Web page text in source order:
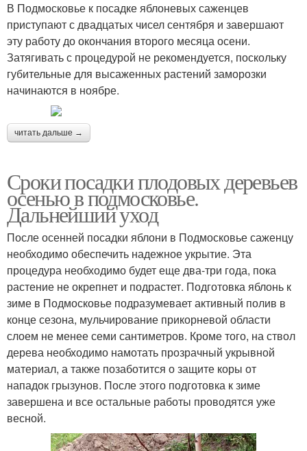
В Подмосковье к посадке яблоневых саженцев
приступают с двадцатых чисел сентября и завершают
эту работу до окончания второго месяца осени.
Затягивать с процедурой не рекомендуется, поскольку
губительные для высаженных растений заморозки
начинаются в ноябре.
читать дальше →
Сроки посадки плодовых деревьев
осенью в подмосковье.
Дальнейший уход
После осенней посадки яблони в Подмосковье саженцу
необходимо обеспечить надежное укрытие. Эта
процедура необходимо будет еще два-три года, пока
растение не окрепнет и подрастет. Подготовка яблонь к
зиме в Подмосковье подразумевает активный полив в
конце сезона, мульчирование прикорневой области
слоем не менее семи сантиметров. Кроме того, на ствол
дерева необходимо намотать прозрачный укрывной
материал, а также позаботится о защите коры от
нападок грызунов. После этого подготовка к зиме
завершена и все остальные работы проводятся уже
весной.